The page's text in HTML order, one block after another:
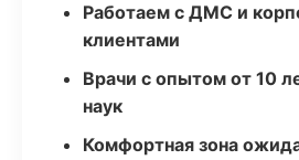
Работаем с ДМС и
клиентами
Врачи с опытом от 10
наук
Комфортная зона